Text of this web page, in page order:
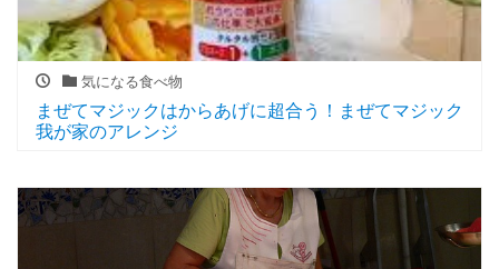
気になる食べ物
まぜてマジックはからあげに超合う！まぜてマジック
我が家のアレンジ